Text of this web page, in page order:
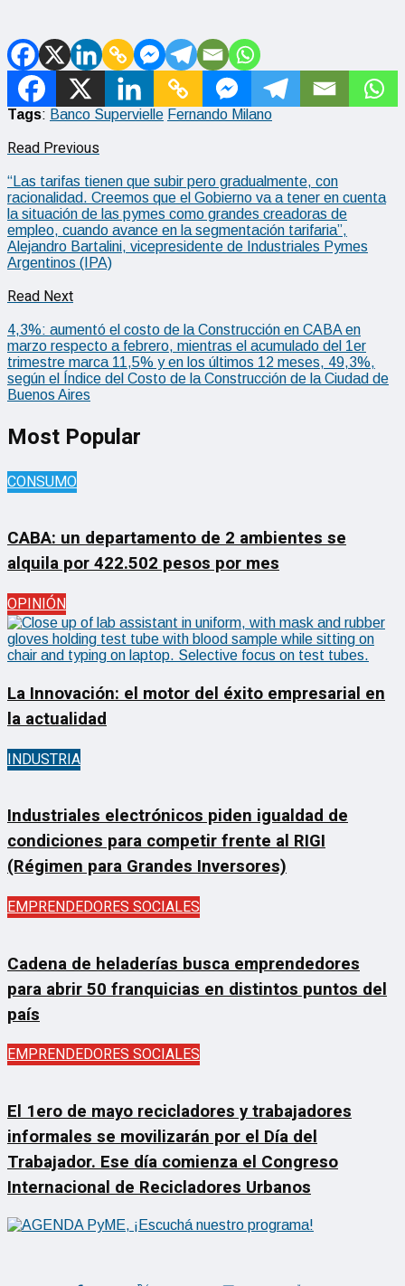
Tags: Banco Supervielle Fernando Milano
Read Previous
“Las tarifas tienen que subir pero gradualmente, con
racionalidad. Creemos que el Gobierno va a tener en cuenta
la situación de las pymes como grandes creadoras de
empleo, cuando avance en la segmentación tarifaria”,
Alejandro Bartalini, vicepresidente de Industriales Pymes
Argentinos (IPA)
Read Next
4,3%: aumentó el costo de la Construcción en CABA en
marzo respecto a febrero, mientras el acumulado del 1er
trimestre marca 11,5% y en los últimos 12 meses, 49,3%,
según el Índice del Costo de la Construcción de la Ciudad de
Buenos Aires
Most Popular
CONSUMO
CABA: un departamento de 2 ambientes se
alquila por 422.502 pesos por mes
OPINIÓN
La Innovación: el motor del éxito empresarial en
la actualidad
INDUSTRIA
Industriales electrónicos piden igualdad de
condiciones para competir frente al RIGI
(Régimen para Grandes Inversores)
EMPRENDEDORES SOCIALES
Cadena de heladerías busca emprendedores
para abrir 50 franquicias en distintos puntos del
país
EMPRENDEDORES SOCIALES
El 1ero de mayo recicladores y trabajadores
informales se movilizarán por el Día del
Trabajador. Ese día comienza el Congreso
Internacional de Recicladores Urbanos